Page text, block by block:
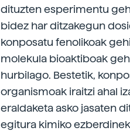
dituzten esperimentu
bidez har ditzakegun
konposatu fenolikoak
molekula bioaktiboak
hurbilago. Bestetik,
organismoak iraitzi ahal
eraldaketa asko jasaten
egitura kimiko